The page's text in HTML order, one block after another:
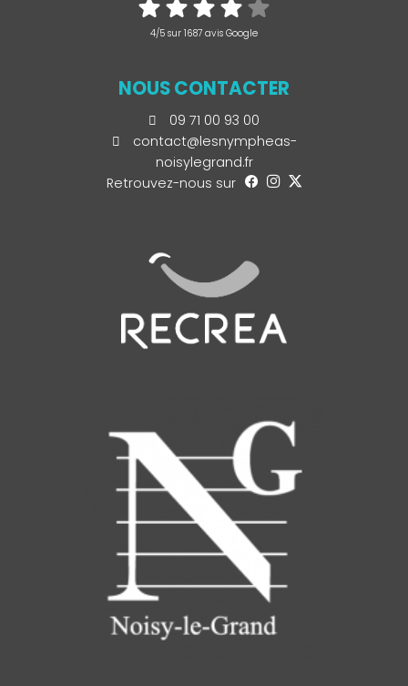
4/5 sur 1687 avis Google
NOUS CONTACTER
09 71 00 93 00
contact@lesnympheas-
noisylegrand.fr
Retrouvez-nous sur